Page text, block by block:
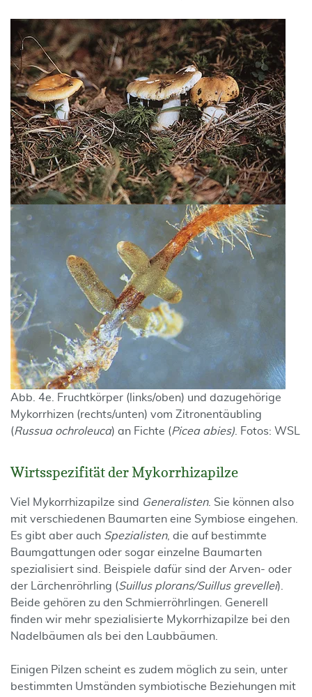
Abb. 4e. Fruchtkörper (links/oben) und dazugehörige
Mykorrhizen (rechts/unten) vom Zitronentäubling
(Russua ochroleuca) an Fichte (Picea abies) . Fotos: WSL
Wirtsspezifität der Mykorrhizapilze
Viel Mykorrhizapilze sind Generalisten. Sie können also
mit verschiedenen Baumarten eine Symbiose eingehen.
Es gibt aber auch Spezialisten, die auf bestimmte
Baumgattungen oder sogar einzelne Baumarten
spezialisiert sind. Beispiele dafür sind der Arven- oder
der Lärchenröhrling (Suillus plorans/Suillus grevellei).
Beide gehören zu den Schmierröhrlingen. Generell
finden wir mehr spezialisierte Mykorrhizapilze bei den
Nadelbäumen als bei den Laubbäumen.
Einigen Pilzen scheint es zudem möglich zu sein, unter
bestimmten Umständen symbiotische Beziehungen mit